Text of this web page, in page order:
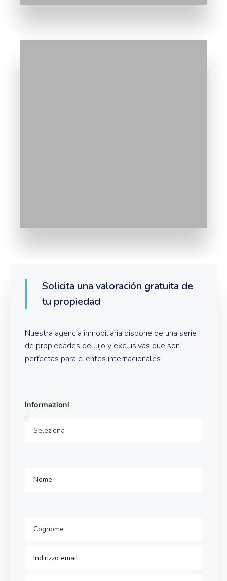
Solicita una valoración gratuita de
tu propiedad
Nuestra agencia inmobiliaria dispone de una serie
de propiedades de lujo y exclusivas que son
perfectas para clientes internacionales.
Informazioni